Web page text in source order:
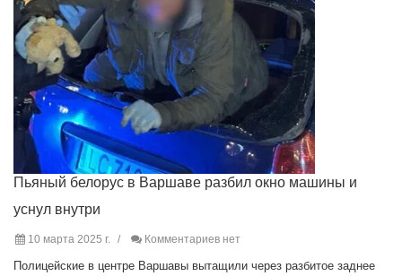
Пьяный белорус в Варшаве разбил окно машины и
уснул внутри
10 марта 2025 г. Комментариев нет
Полицейские в центре Варшавы вытащили через разбитое заднее